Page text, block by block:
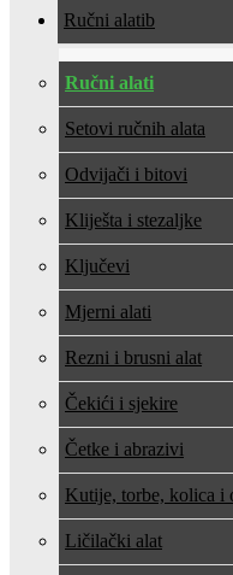
Ručni alati
Ručni alati
Setovi ručnih alata
Odvijači i bitovi
Kliješta i stezaljke
Ključevi
Mjerni alati
Rezni i brusni alat
Čekići i sjekire
Četke i abrazivi
Kutije, torbe, kolica i
Ličilački alat